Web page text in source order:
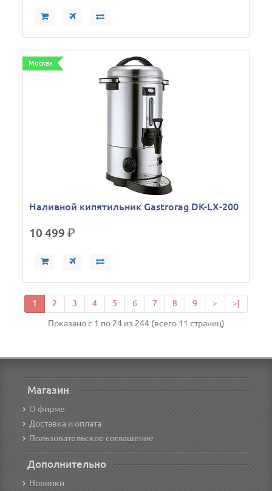
Москва
Наливной кипятильник Gastrorag DK-LX-200
10 499р.
1 2 3 4 5 6 7 8 9 > >|
Показано с 1 по 24 из 244 (всего 11 страниц)
Магазин
О фирме
Доставка и оплата
Пользовательское соглашение
Дополнительно
Новинки